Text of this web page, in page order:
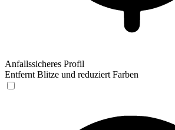
Anfallssicheres Profil
Entfernt Blitze und reduziert Farben